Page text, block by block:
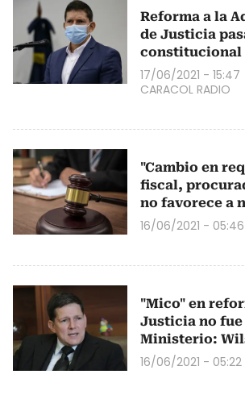
Reforma a la
de Justicia
constitucional
17/06/2021 - 15:47
CARACOL RADIO
"Cambio en
fiscal,
no favorece a
16/06/2021 - 05:46
"Mico" en
Justicia no
Ministerio:
16/06/2021 - 05:22